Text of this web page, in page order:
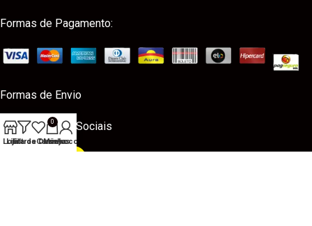
Formas de Pagamento:
Formas de Envio
Nossas Redes Sociais
LojaFiltros
Lista de Desejos
0
Carrinho
Minha conta